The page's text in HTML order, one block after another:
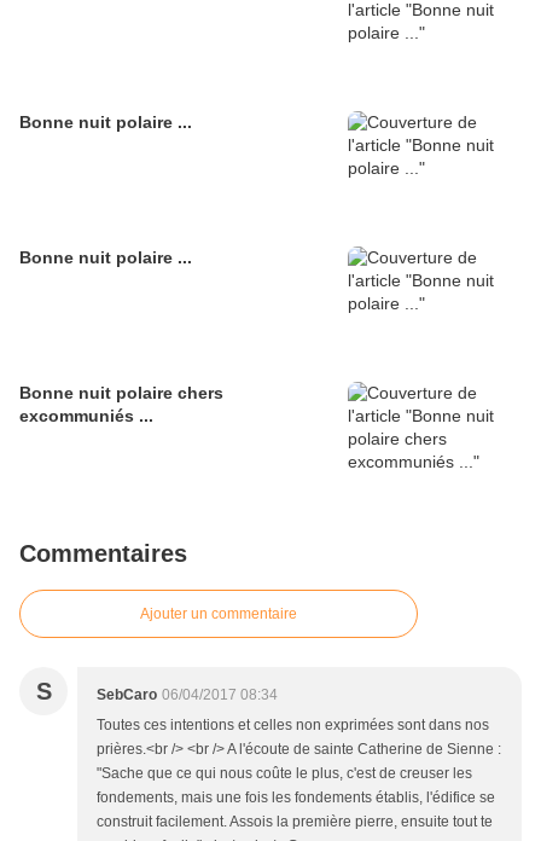
Bonne nuit polaire ...
Bonne nuit polaire ...
Bonne nuit polaire chers
excommuniés ...
Commentaires
Ajouter un commentaire
S SebCaro 06/04/2017 08:34
Toutes ces intentions et celles non exprimées sont dans nos
prières.<br /> <br /> A l'écoute de sainte Catherine de Sienne :
"Sache que ce qui nous coûte le plus, c'est de creuser les
fondements, mais une fois les fondements établis, l'édifice se
construit facilement. Assois la première pierre, ensuite tout te